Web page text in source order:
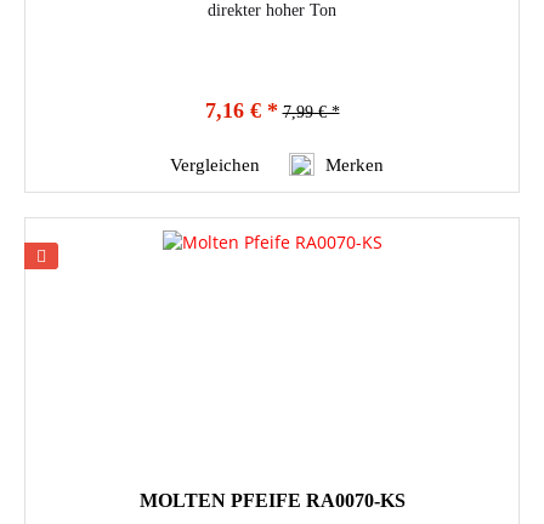
direkter hoher Ton
7,16 € * 7,99 € *
Vergleichen Merken
MOLTEN PFEIFE RA0070-KS